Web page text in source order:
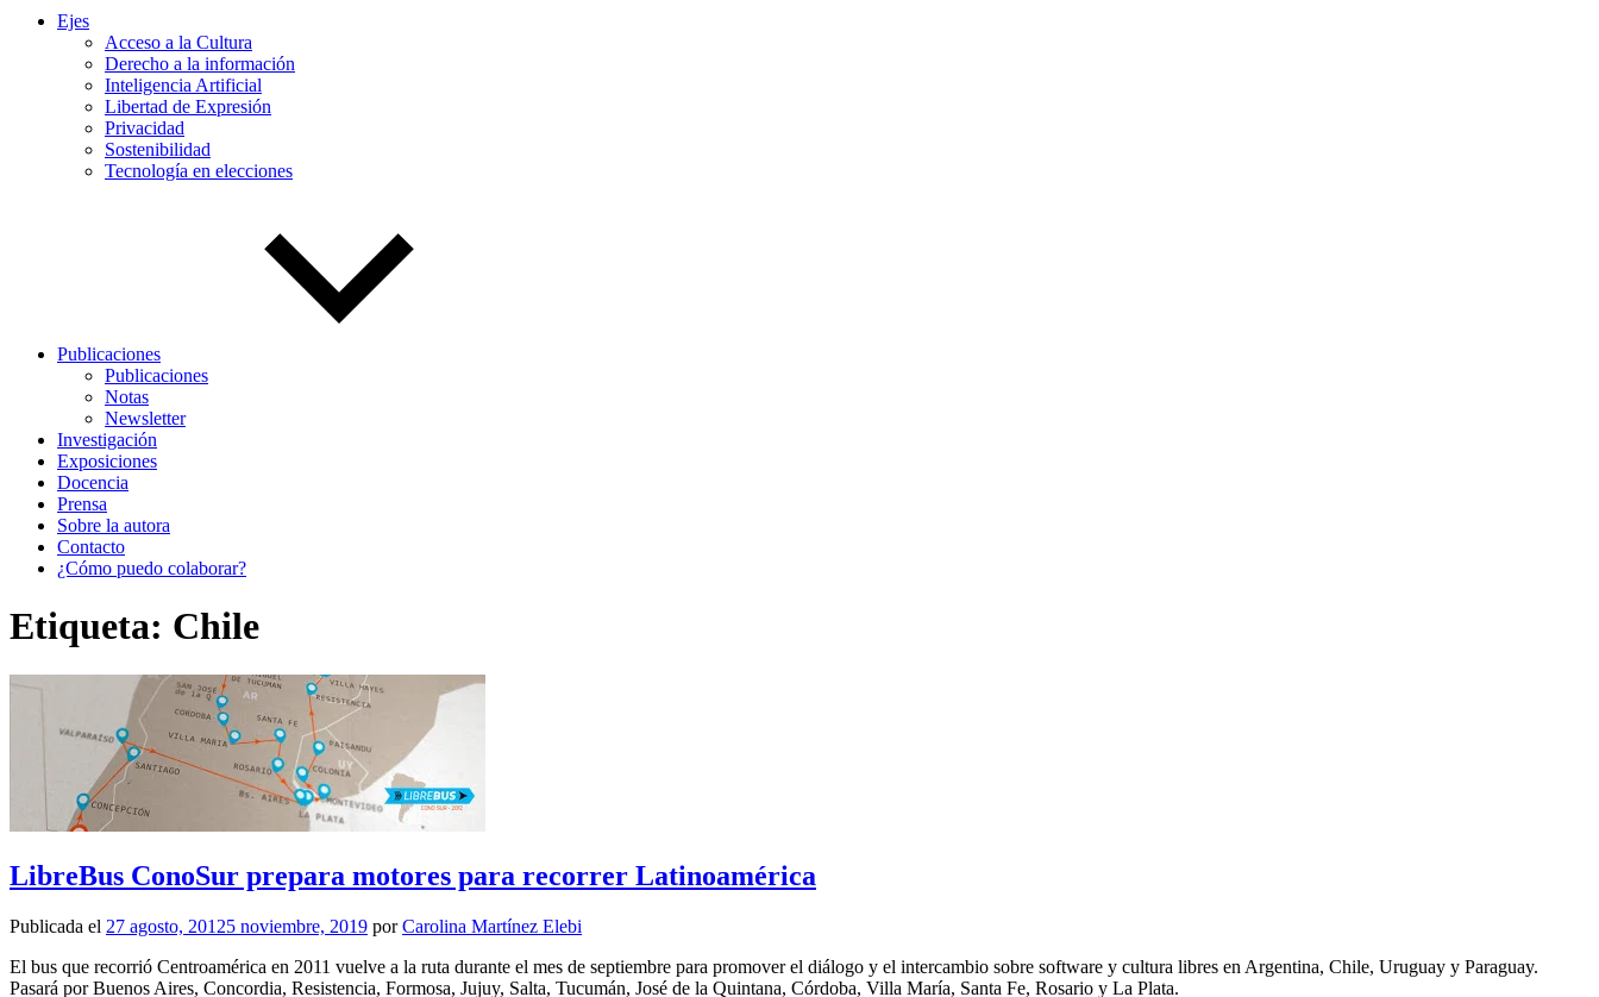
Ejes
Acceso a la Cultura
Derecho a la información
Inteligencia Artificial
Libertad de Expresión
Privacidad
Sostenibilidad
Tecnología en elecciones
Publicaciones
Publicaciones
Notas
Newsletter
Investigación
Exposiciones
Docencia
Prensa
Sobre la autora
Contacto
¿Cómo puedo colaborar?
Etiqueta: Chile
LibreBus ConoSur prepara motores para recorrer Latinoamérica
Publicada el 27 agosto, 20125 noviembre, 2019 porCarolina Martínez Elebi
El bus que recorrió Centroamérica en 2011 vuelve a la ruta durante el mes de septiembre para promover el diálogo y el intercambio sobre software y cultura libres en Argentina, Chile, Uruguay y Paraguay.
Pasará por Buenos Aires, Concordia, Resistencia, Formosa, Jujuy, Salta, Tucumán, José de la Quintana, Córdoba, Villa María, Santa Fe, Rosario y La Plata.